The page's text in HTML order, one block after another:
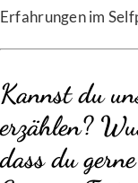
Erfahrungen im
Kannst du
erzählen?
dass du